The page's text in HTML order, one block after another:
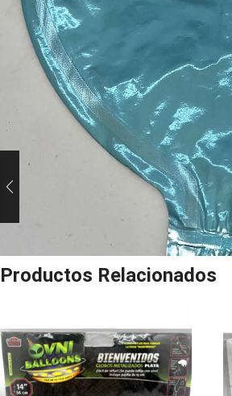
Productos Relacionados